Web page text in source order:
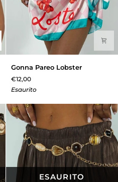
Pareo
Lobster
Gonna Pareo Lobster
€12,00
Esaurito
ESAURITO